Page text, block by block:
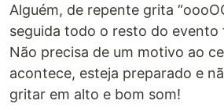
Alguém, de repente grita
seguida todo o resto do evento
Não precisa de um motivo ao
acontece, esteja preparado e
gritar em alto e bom som!